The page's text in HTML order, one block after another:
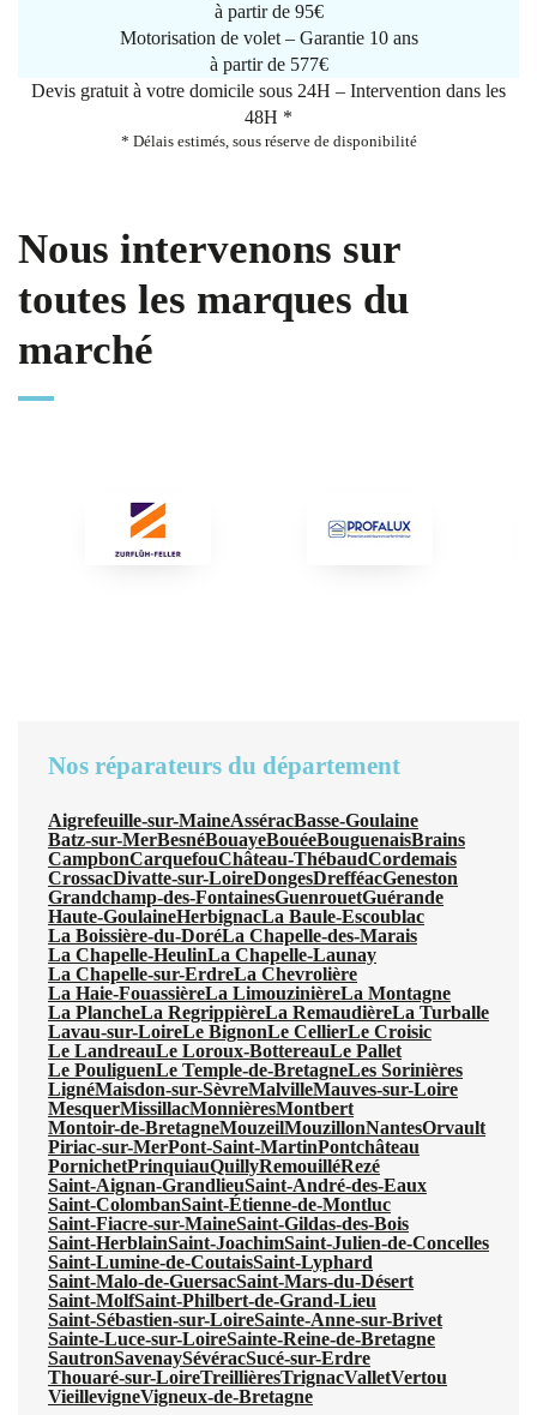
à partir de 95€
Motorisation de volet – Garantie 10 ans
à partir de 577€
Devis gratuit à votre domicile sous 24H – Intervention dans les
48H *
* Délais estimés, sous réserve de disponibilité
Nous intervenons sur
toutes les marques du
marché
Nos réparateurs du département
Aigrefeuille-sur-MaineAsséracBasse-Goulaine
Batz-sur-MerBesnéBouayeBouéeBouguenaisBrains
CampbonCarquefouChâteau-ThébaudCordemais
CrossacDivatte-sur-LoireDongesDrefféacGeneston
Grandchamp-des-FontainesGuenrouetGuérande
Haute-GoulaineHerbignacLa Baule-Escoublac
La Boissière-du-DoréLa Chapelle-des-Marais
La Chapelle-HeulinLa Chapelle-Launay
La Chapelle-sur-ErdreLa Chevrolière
La Haie-FouassièreLa LimouzinièreLa Montagne
La PlancheLa RegrippièreLa RemaudièreLa Turballe
Lavau-sur-LoireLe BignonLe CellierLe Croisic
Le LandreauLe Loroux-BottereauLe Pallet
Le PouliguenLe Temple-de-BretagneLes Sorinières
LignéMaisdon-sur-SèvreMalvilleMauves-sur-Loire
MesquerMissillacMonnièresMontbert
Montoir-de-BretagneMouzeilMouzillonNantesOrvault
Piriac-sur-MerPont-Saint-MartinPontchâteau
PornichetPrinquiauQuillyRemouilléRezé
Saint-Aignan-GrandlieuSaint-André-des-Eaux
Saint-ColombanSaint-Étienne-de-Montluc
Saint-Fiacre-sur-MaineSaint-Gildas-des-Bois
Saint-HerblainSaint-JoachimSaint-Julien-de-Concelles
Saint-Lumine-de-CoutaisSaint-Lyphard
Saint-Malo-de-GuersacSaint-Mars-du-Désert
Saint-MolfSaint-Philbert-de-Grand-Lieu
Saint-Sébastien-sur-LoireSainte-Anne-sur-Brivet
Sainte-Luce-sur-LoireSainte-Reine-de-Bretagne
SautronSavenaySévéracSucé-sur-Erdre
Thouaré-sur-LoireTreillièresTrignacValletVertou
VieillevigneVigneux-de-Bretagne